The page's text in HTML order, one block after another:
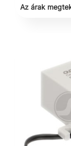
Az árak